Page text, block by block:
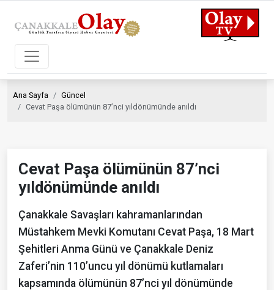
Ana Sayfa
Güncel
Cevat Paşa ölümünün 87’nci yıldönümünde anıldı
Cevat Paşa ölümünün 87’nci
yıldönümünde anıldı
Çanakkale Savaşları kahramanlarından
Müstahkem Mevki Komutanı Cevat Paşa, 18 Mart
Şehitleri Anma Günü ve Çanakkale Deniz
Zaferi’nin 110’uncu yıl dönümü kutlamaları
kapsamında ölümünün 87’nci yıl dönümünde